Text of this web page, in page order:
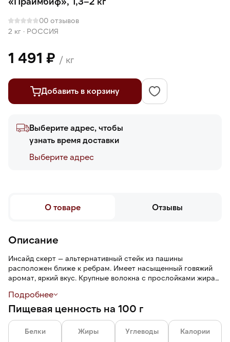
00 отзывов
2 кг · РОССИЯ
1 491 ₽ / кг
Добавить в корзину
Выберите адрес, чтобы
узнать время доставки
Выберите адреc
О товаре Отзывы
Описание
Инсайд скерт — альтернативный стейк из пашины
расположен ближе к ребрам. Имеет насыщенный говяжий
аромат, яркий вкус. Крупные волокна с прослойками жира
мачете, но он чуть тоньше и более упругий. Поэтому перед
приготовлением стейк рекомендуется размягчать: нарезать
поперек волокон на порционные части и мариновать.
Инсайд скерт может быть самостоятельной закуской
Подробнее
Пищевая ценность на 100 г
Белки Жиры Углеводы Калории